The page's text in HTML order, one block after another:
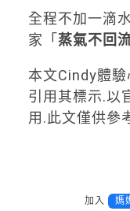
全程不加一滴
家「 蒸氣不回
本文Cindy體
引用其標示.以
用.此文僅供參
加入 媽